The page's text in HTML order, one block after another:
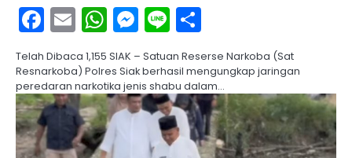
Facebook
EmailWhatsApp
Messenger
Line
Telah Dibaca 1,155 SIAK – Satuan Reserse Narkoba (Sat
Resnarkoba) Polres Siak berhasil mengungkap jaringan
peredaran narkotika jenis shabu dalam…